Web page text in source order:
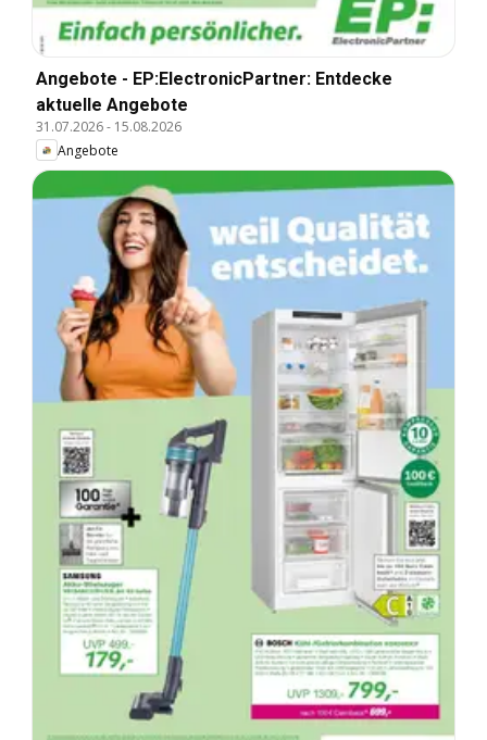
Angebote - EP:ElectronicPartner: Entdecke
aktuelle Angebote
31.07.2026- 15.08.2026
Angebote